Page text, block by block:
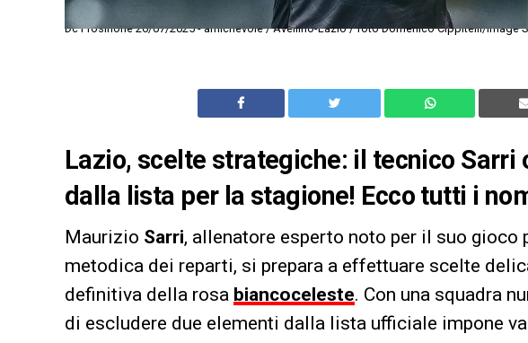
Dc Frosinone 26/07/2025 - amichevole / Avellino-Lazio / foto Domenico Cippitelli/Image
Lazio, scelte strategiche: il tecnico Sarri
dalla lista per la stagione! Ecco tutti i
Maurizio Sarri, allenatore esperto noto per il suo gioco
metodica dei reparti, si prepara a effettuare scelte
definitiva della rosa biancoceleste. Con una squadra
di escludere due elementi dalla lista ufficiale impone